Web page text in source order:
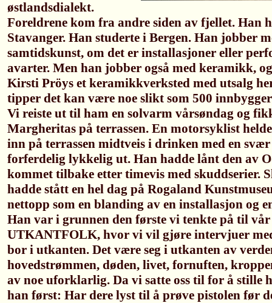
østlandsdialekt.
Foreldrene kom fra andre siden av fjellet. Han
Stavanger. Han studerte i Bergen. Han jobber
samtidskunst, om det er installasjoner eller
avarter. Men han jobber også med keramikk,
Kirsti Pröys et keramikkverksted med utsalg
tipper det kan være noe slikt som 500
Vi reiste ut til ham en solvarm vårsøndag og
Margheritas på terrassen. En motorsyklist
inn på terrassen midtveis i drinken med en
forferdelig lykkelig ut. Han hadde lånt den av
kommet tilbake etter timevis med skuddserier.
hadde stått en hel dag på Rogaland
nettopp som en blanding av en installasjon og
Han var i grunnen den første vi tenkte på til vår
UTKANTFOLK, hvor vi vil gjøre intervjuer
bor i utkanten. Det være seg i utkanten av
hovedstrømmen, døden, livet, fornuften,
av noe uforklarlig. Da vi satte oss til for å stille
han først: Har dere lyst til å prøve pistolen før